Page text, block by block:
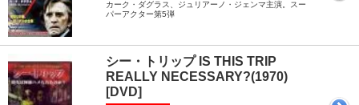
カーク・ダグラス、ジュリアーノ・ジェンマ主演。スー
パーアクター第5弾
シー・トリップ IS THIS TRIP
REALLY NECESSARY?(1970)
[DVD]